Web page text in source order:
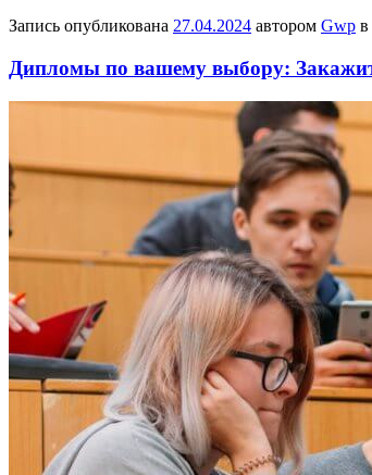
Запись опубликована 27.04.2024 автором Gwp в
Дипломы по вашему выбору: